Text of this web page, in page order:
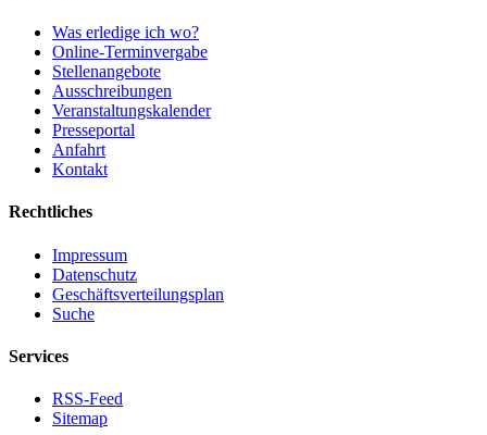
Was erledige ich wo?
Online-Terminvergabe
Stellenangebote
Ausschreibungen
Veranstaltungskalender
Presseportal
Anfahrt
Kontakt
Rechtliches
Impressum
Datenschutz
Geschäftsverteilungsplan
Suche
Services
RSS-Feed
Sitemap